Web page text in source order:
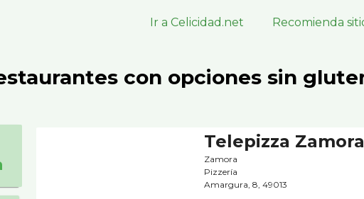
Ir a Celicidad.net Recomienda
con opciones sin
Telepizza Zamora
Zamora
Pizzerí­a
Amargura, 8, 49013